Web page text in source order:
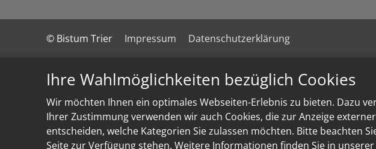
Ihre Wahlmöglichkeiten bezüglich Cookies
Wir möchten Ihnen ein optimales Webseiten-Erlebnis zu bieten. Dazu
Ihrer Zustimmung verwenden wir auch Cookies, die zur Anzeige
entscheiden, welche Kategorien Sie zulassen möchten. Bitte beachten
Seite zur Verfügung stehen. Weitere Informationen finden Sie in unserer
© Bistum Trier Impressum Datenschutzerklärung